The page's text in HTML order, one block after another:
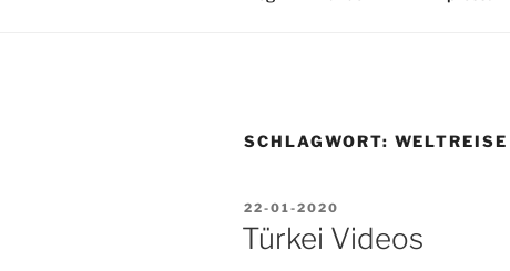
SCHLAGWORT: WELTREISE
VERÖFFENTLICHT
AM
22-01-2020
Türkei Videos